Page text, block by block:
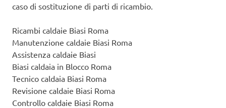
caso di sostituzione di parti di ricambio.
Ricambi caldaie Biasi Roma
Manutenzione caldaie Biasi Roma
Assistenza caldaie Biasi
Biasi caldaia in Blocco Roma
Tecnico caldaia Biasi Roma
Revisione caldaie Biasi Roma
Controllo caldaie Biasi Roma